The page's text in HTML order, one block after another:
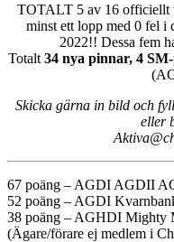
TOTALT 5 av 16 officiellt
minst ett lopp med 0 fel i
2022!! Dessa fem
Totalt34 nya pinnar, 4
Skicka gärna in bild och
eller
67 poäng – AGDI AGDII
52 poäng – AGDI
38 poäng – AGHDI Mighty
(Ägare/förare ej medlem i